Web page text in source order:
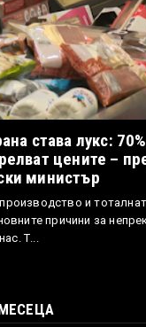
става лукс:
цените –
министър
и
причини за
Т...